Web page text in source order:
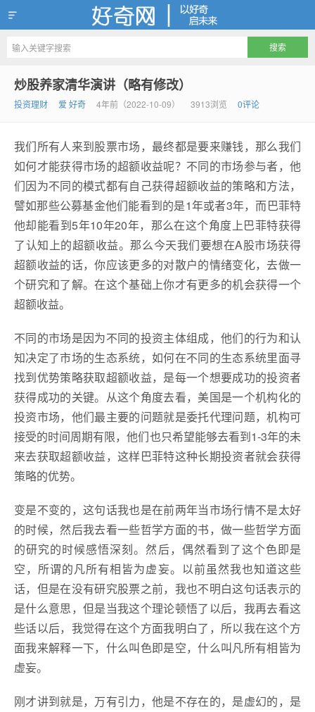
炒股养家清华演讲（略有修改）
投资理财 爱 好奇 4年前（2022-10-09） 3913浏览 0评论
我们所有人来到股票市场，最终都是要来赚钱，那么我们
如何才能获得市场的超额收益呢？不同的市场参与者，他
们因为不同的模式都有自己获得超额收益的策略和方法，
譬如那些公募基金他们能看到的是1年或者3年，而巴菲特
他却能看到5年10年20年，那么在这个角度上巴菲特获得
了认知上的超额收益。那么今天我们要想在A股市场获得
超额收益的话，你应该更多的对散户的情绪变化，去做一
个研究和了解。在这个基础上你才有更多的机会获得一个
超额收益。
不同的市场是因为不同的投资主体组成，他们的行为和认
知决定了市场的生态系统，如何在不同的生态系统里面寻
找到优势策略获取超额收益，是每一个想要成功的投资者
获得成功的关键。从这个角度去看，美国是一个机构化的
投资市场，他们最主要的问题就是委托代理问题，机构可
接受的时间周期有限，他们也只希望能够去看到1-3年的未
来去获取超额收益，这样巴菲特这种长期投资者就会获得
策略的优势。
变是不变的，这句话我也是在前两年当市场行情不是太好
的时候，然后我去看一些哲学方面的书，做一些哲学方面
的研究的时候感悟深刻。然后，偶然看到了这个色即是
空，所谓的凡所有相皆为虚妄。以前虽然我也知道这些
话，但是在没有研究股票之前，我也不明白这句话表示的
是什么意思，但是当我这个理论顿悟了以后，我再去看这
些话以后，我觉得在这个方面我明白了，所以我在这个方
面我来解释一下，什么叫色即是空，什么叫凡所有相皆为
虚妄。
刚才讲到就是，万有引力，他是不存在的，是虚幻的，是